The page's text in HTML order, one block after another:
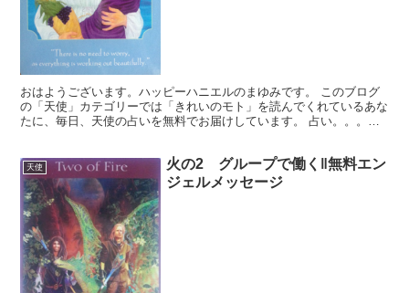
おはようございます。ハッピーハニエルのまゆみです。 このブログ
の「天使」カテゴリーでは「きれいのモト」を読んでくれているあな
たに、毎日、天使の占いを無料でお届けしています。 占い。。。？
天使
火の2 グループで働く‖無料エン
ジェルメッセージ